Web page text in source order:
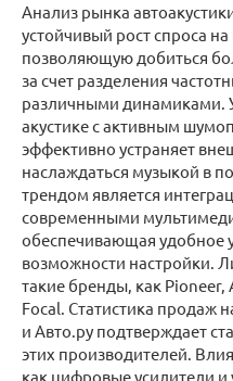
Анализ рынка
устойчивый рост спроса
позволяющую добиться
за счет разделения
различными динамиками.
акустике с активным
эффективно устраняет
наслаждаться музыкой в
трендом является
современными
обеспечивающая удобное
возможности настройки.
такие бренды, как
Focal. Статистика продаж
и Авто.ру подтверждает
этих производителей.
как цифровые усилители